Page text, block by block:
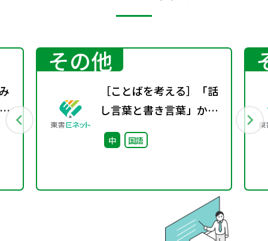
その他
［ことばを考える］「話
し言葉と書き言葉」から
見た日本語
中 国語